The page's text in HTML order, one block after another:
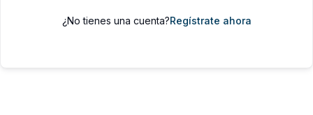
¿No tienes una cuenta?Regístrate ahora